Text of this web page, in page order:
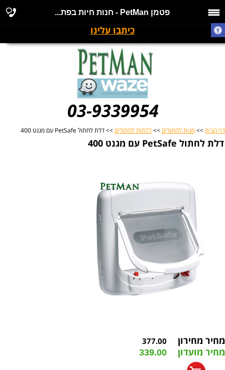
פטמן PetMan - חנות חיות בפת...
כיתבו עלינו
03-9339954
דף הבית >> חנות לחתולים >> דלתות לחתולים >> דלת לחתול PetSafe עם מגנט 400
דלת לחתול PetSafe עם מגנט 400
מחיר מחירון 377.00
מחיר מועדון 339.00